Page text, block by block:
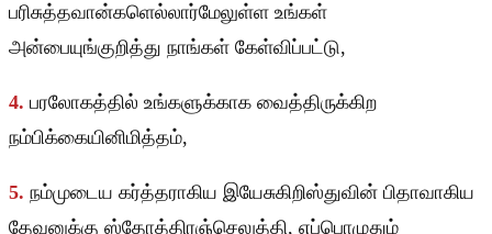
பரிசுத்தவான்களெல்லார்மேலுள்ள உங்கள்
அன்பையுங்குறித்து நாங்கள் கேள்விப்பட்டு,
4. பரலோகத்தில் உங்களுக்காக வைத்திருக்கிற
நம்பிக்கையினிமித்தம்,
5. நம்முடைய கர்த்தராகிய இயேசுகிறிஸ்துவின் பிதாவாகிய
தேவனுக்கு ஸ்தோத்திரஞ்செலுத்தி, எப்பொழுதும்